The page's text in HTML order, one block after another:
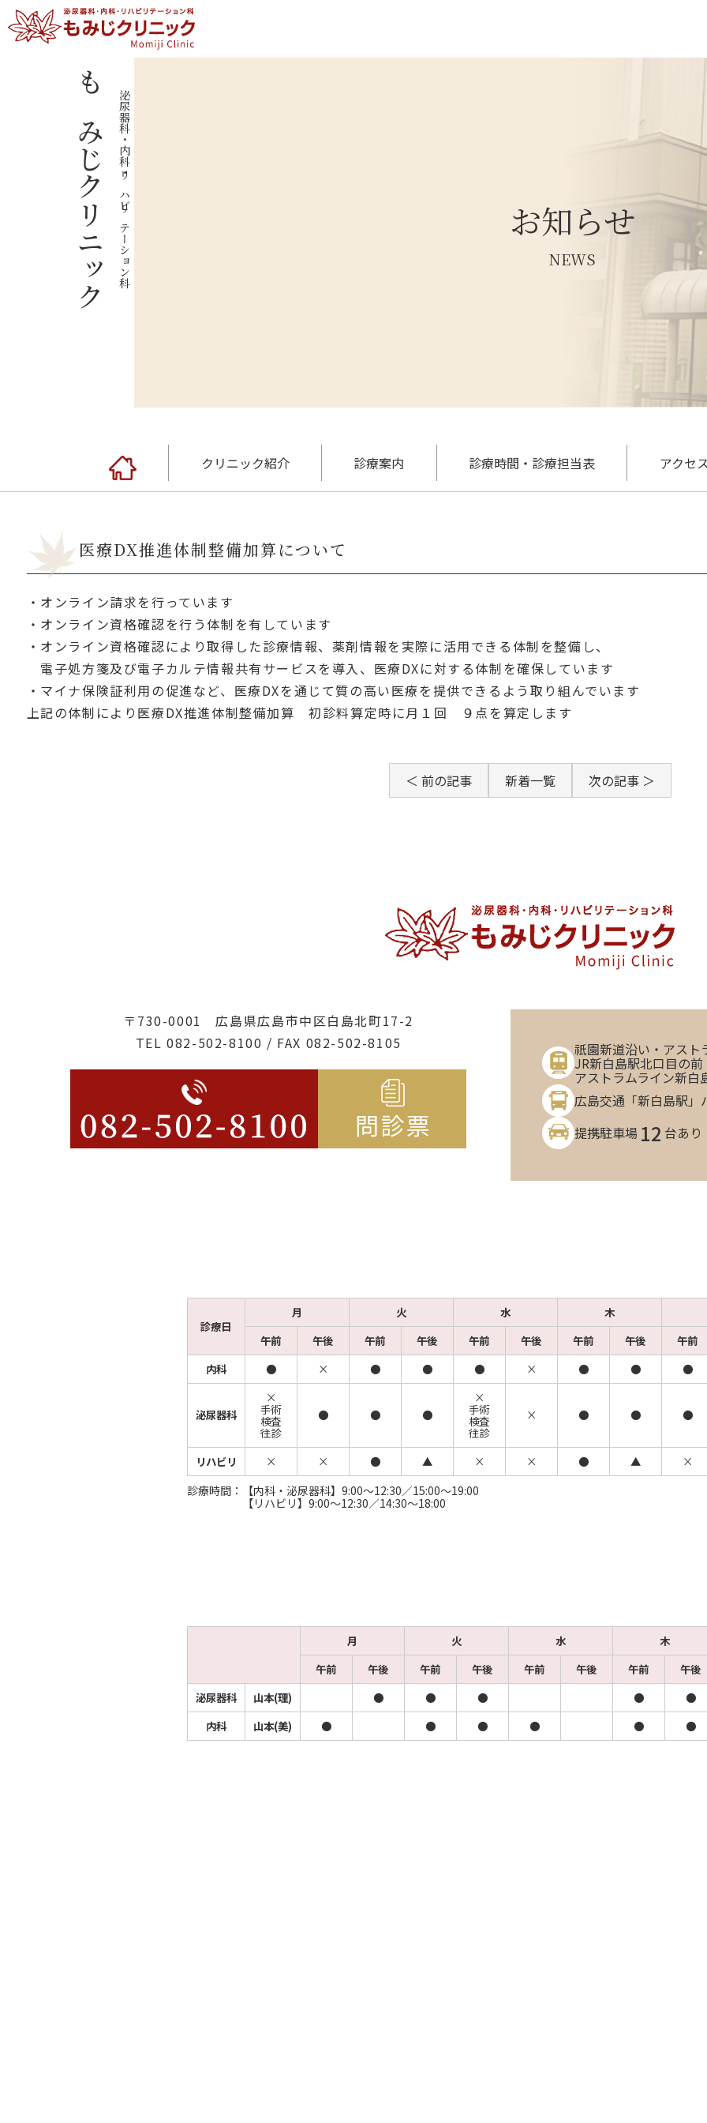
泌尿器科・内科・リハビリテーション科
もみじクリニック お知らせ
NEWS
クリニック紹介 診療案内 診療時間・診療担当表 アクセ
医療DX推進体制整備加算について
・オンライン請求を行っています
・オンライン資格確認を行う体制を有しています
・オンライン資格確認により取得した診療情報、薬剤情報を実際に活用できる体制を整備し、
電子処方箋及び電子カルテ情報共有サービスを導入、医療DXに対する体制を確保しています
・マイナ保険証利用の促進など、医療DXを通じて質の高い医療を提供できるよう取り組んでいます
上記の体制により医療DX推進体制整備加算 初診料算定時に月１回 ９点を算定します
＜ 前の記事 新着一覧 次の記事 ＞
〒730-0001 広島県広島市中区白島北町17-2
TEL 082-502-8100 / FAX 082-502-8105
祇園新道沿い・アスト
JR新白島駅北口目の前
アストラムライン新白
広島交通「新白島駅」
提携駐車場 12 台あり
診療日
月 火 水 木
午前
午後 午前 午後 午前 午後 午前 午後 午前
内科
● × ● ● ● × ● ● ●
泌尿器科
×
手術
検査
往診
● ● ●
×
手術
検査
往診
× ● ● ●
リハビリ × × ● ▲ × × ● ▲ ×
診療時間：【内科・泌尿器科】9:00～12:30／15:00～19:00
【リハビリ】9:00～12:30／14:30～18:00
月 火 水 木
午前
午後 午前 午後 午前 午後 午前 午後
泌尿器科
山本(理) ● ● ● ● ●
内科
山本(美) ● ● ● ● ● ●